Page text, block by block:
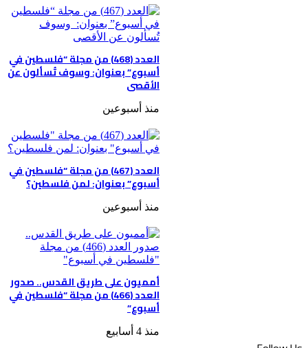
العدد (468) من مجلة “فلسطين في
أسبوع” بعنوان: وسوف تُسألون عن
الأقصى
منذ أسبوعين
العدد (467) من مجلة “فلسطين في
أسبوع” بعنوان: لمن فلسطين؟
منذ أسبوعين
أمميون على طريق القدس.. صدور
العدد (466) من مجلة “فلسطين في
أسبوع”
منذ 4 أسابيع